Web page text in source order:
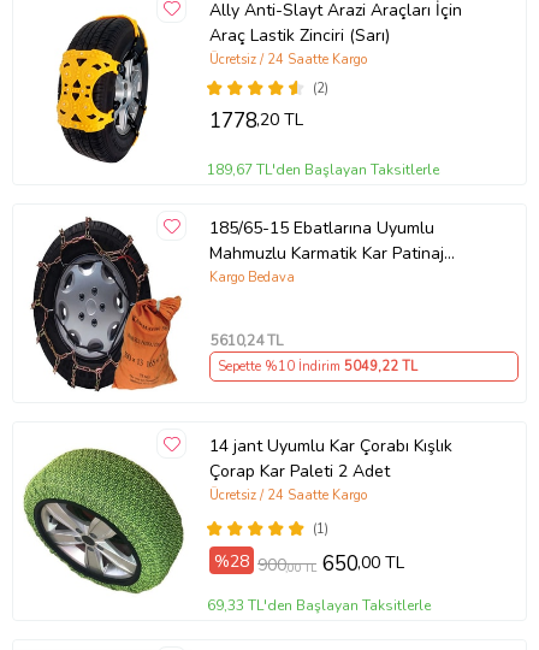
Ally Anti-Slayt Arazi Araçları İçin
Araç Lastik Zinciri (Sarı)
(2)
Ücretsiz / 24 Saatte Kargo
1778,20 TL
189,67 TL'den Başlayan Taksitlerle
185/65-15 Ebatlarına Uyumlu
Mahmuzlu Karmatik Kar Patinaj
Zinciri Space (Gri)
Kargo Bedava
5610,24 TL
Sepette %10 İndirim 5049,22 TL
14 jant Uyumlu Kar Çorabı Kışlık
Çorap Kar Paleti 2 Adet
(1)
Ücretsiz / 24 Saatte Kargo
%28 900,00 TL 650,00 TL
69,33 TL'den Başlayan Taksitlerle